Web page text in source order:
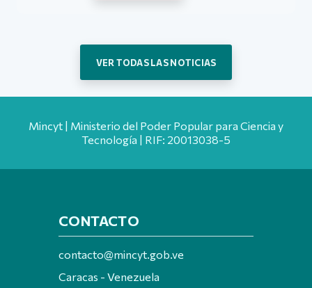
VER TODAS LAS NOTICIAS
Mincyt | Ministerio del Poder Popular para Ciencia y
Tecnología | RIF: 20013038-5
CONTACTO
contacto@mincyt.gob.ve
Caracas - Venezuela